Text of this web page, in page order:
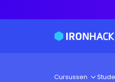
Cursussen